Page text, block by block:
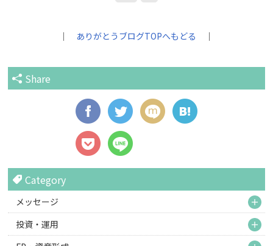
｜ ありがとうブログTOPへもどる ｜
Share
Category
メッセージ
投資・運用